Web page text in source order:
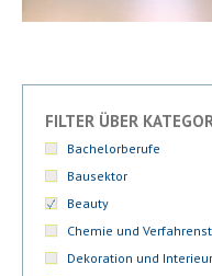
FILTER ÜBER
Bachelorberufe
Bausektor
Beauty
Chemie und
Dekoration und Interieur